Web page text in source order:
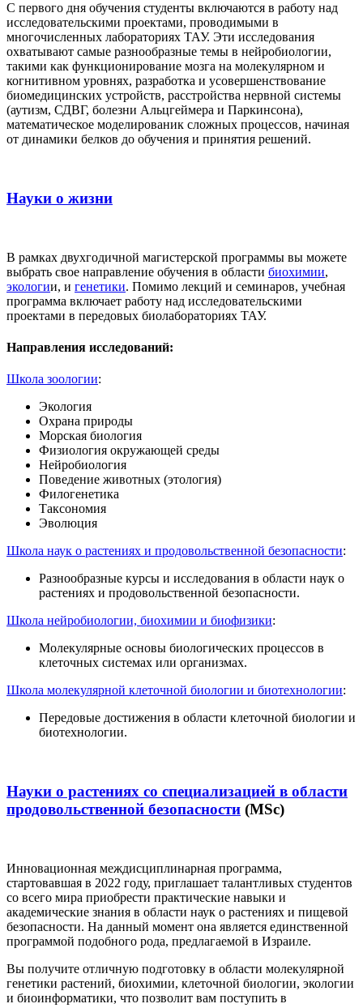
С первого дня обучения студенты включаются в работу над
исследовательскими проектами, проводимыми в
многочисленных лабораториях ТАУ. Эти исследования
охватывают самые разнообразные темы в нейробиологии,
такими как функционирование мозга на молекулярном и
когнитивном уровнях, разработка и усовершенствование
биомедицинских устройств, расстройства нервной системы
(аутизм, СДВГ, болезни Альцгеймера и Паркинсона),
математическое моделированик сложных процессов, начиная
от динамики белков до обучения и принятия решений.
Науки о жизни
В рамках двухгодичной магистерской программы вы можете
выбрать свое направление обучения в области биохимии,
экологии, и генетики. Помимо лекций и семинаров, учебная
программа включает работу над исследовательскими
проектами в передовых биолабораториях ТАУ.
Направления исследований:
Школа зоологии:
Экология
Охрана природы
Морская биология
Физиология окружающей среды
Нейробиология
Поведение животных (этология)
Филогенетика
Таксономия
Эволюция
Школа наук о растениях и продовольственной безопасности:
Разнообразные курсы и исследования в области наук о
растениях и продовольственной безопасности.
Школа нейробиологии, биохимии и биофизики:
Молекулярные основы биологических процессов в
клеточных системах или организмах.
Школа молекулярной клеточной биологии и биотехнологии:
Передовые достижения в области клеточной биологии и
биотехнологии.
Науки о растениях со специализацией в области
продовольственной безопасности (MSc)
Инновационная междисциплинарная программа,
стартовавшая в 2022 году, приглашает талантливых студентов
со всего мира приобрести практические навыки и
академические знания в области наук о растениях и пищевой
безопасности. На данный момент она является единственной
программой подобного рода, предлагаемой в Израиле.
Вы получите отличную подготовку в области молекулярной
генетики растений, биохимии, клеточной биологии, экологии
и биоинформатики, что позволит вам поступить в